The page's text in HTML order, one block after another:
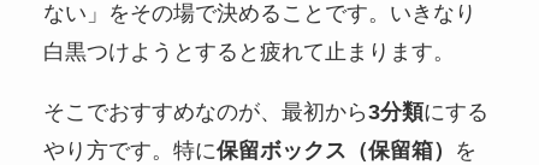
ない」をその場で決めることです。いきなり
白黒つけようとすると疲れて止まります。
そこでおすすめなのが、最初から3分類にする
やり方です。特に保留ボックス（保留箱）
を